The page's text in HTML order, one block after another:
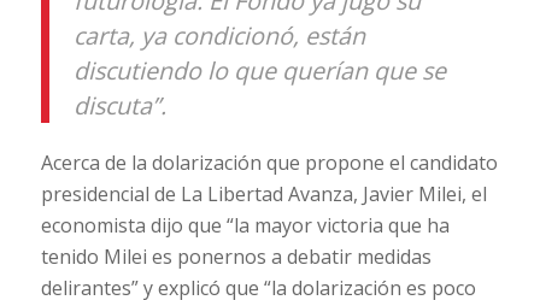
carta, ya condicionó, están
discutiendo lo que querían que se
discuta”.
Acerca de la dolarización que propone el candidato
presidencial de La Libertad Avanza, Javier Milei, el
economista dijo que “la mayor victoria que ha
tenido Milei es ponernos a debatir medidas
delirantes” y explicó que “la dolarización es poco